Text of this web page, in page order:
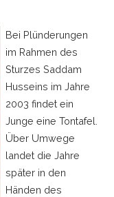
Bei Plünderungen
im Rahmen des
Sturzes Saddam
Husseins im Jahre
2003 findet ein
Junge eine Tontafel.
Über Umwege
landet die Jahre
später in den
Händen des